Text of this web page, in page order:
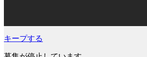
キープする